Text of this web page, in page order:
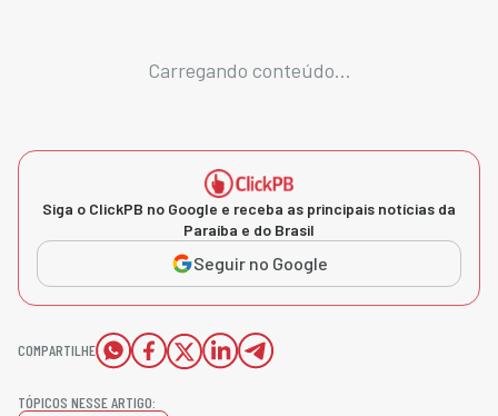
Carregando conteúdo...
Siga o ClickPB no Google e receba as principais notícias da
Paraíba e do Brasil
Seguir no Google
COMPARTILHE
TÓPICOS NESSE ARTIGO: